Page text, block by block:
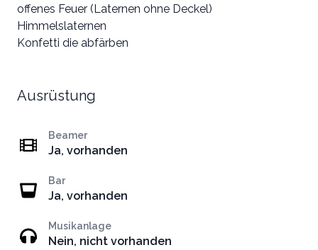
offenes Feuer (Laternen ohne Deckel)
Himmelslaternen
Konfetti die abfärben
Ausrüstung
Beamer
Ja, vorhanden
Bar
Ja, vorhanden
Musikanlage
Nein, nicht vorhanden